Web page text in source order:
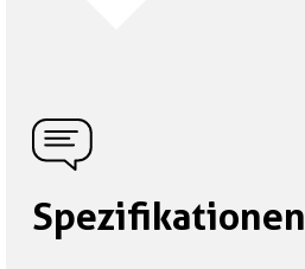
Spezifikationen